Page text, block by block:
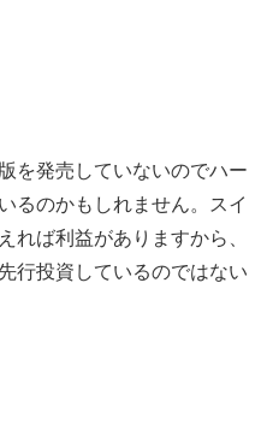
を発売していないのでハー
るのかもしれません。スイ
れば利益がありますから、
行投資しているのではない